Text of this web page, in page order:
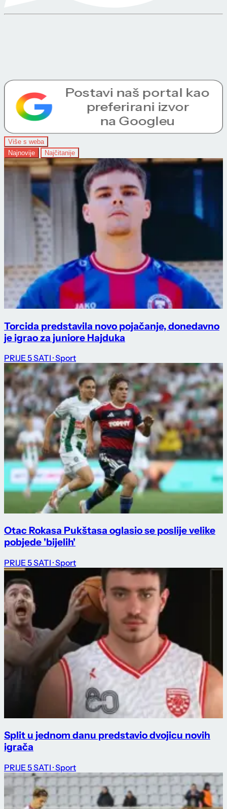
Više s weba
Najnovije
Najčitanije
Torcida predstavila novo pojačanje, donedavno
je igrao za juniore Hajduka
PRIJE 5 SATI · Sport
Otac Rokasa Pukštasa oglasio se poslije velike
pobjede 'bijelih'
PRIJE 5 SATI · Sport
Split u jednom danu predstavio dvojicu novih
igrača
PRIJE 5 SATI · Sport